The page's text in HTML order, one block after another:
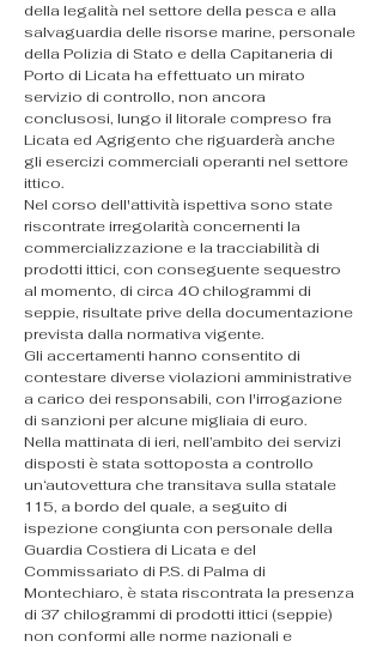
della legalità nel settore della pesca e alla
salvaguardia delle risorse marine, personale
della Polizia di Stato e della Capitaneria di
Porto di Licata ha effettuato un mirato
servizio di controllo, non ancora
conclusosi, lungo il litorale compreso fra
Licata ed Agrigento che riguarderà anche
gli esercizi commerciali operanti nel settore
ittico.
Nel corso dell'attività ispettiva sono state
riscontrate irregolarità concernenti la
commercializzazione e la tracciabilità di
prodotti ittici, con conseguente sequestro
al momento, di circa 40 chilogrammi di
seppie, risultate prive della documentazione
prevista dalla normativa vigente.
Gli accertamenti hanno consentito di
contestare diverse violazioni amministrative
a carico dei responsabili, con l'irrogazione
di sanzioni per alcune migliaia di euro.
Nella mattinata di ieri, nell’ambito dei servizi
disposti è stata sottoposta a controllo
un‘autovettura che transitava sulla statale
115, a bordo del quale, a seguito di
ispezione congiunta con personale della
Guardia Costiera di Licata e del
Commissariato di P.S. di Palma di
Montechiaro, è stata riscontrata la presenza
di 37 chilogrammi di prodotti ittici (seppie)
non conformi alle norme nazionali e